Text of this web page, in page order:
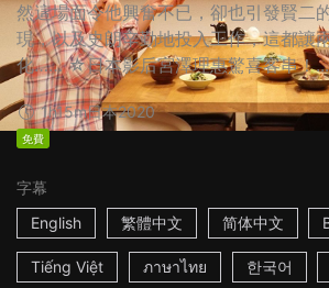
然這場面令他興奮不已，卻也引發賢二
現，以及史朗辛勤地投入工作，這都讓
化…… ☆日本影后宮澤理惠驚喜客串！...
1h15m日本2020
免費
字幕
English
繁體中文 简体中文
Tiếng Việt ภาษาไทย 한국어